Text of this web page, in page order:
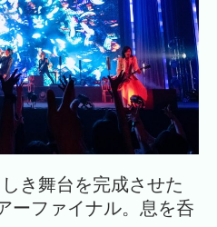
き舞台を完成させた
ーファイナル。息を呑